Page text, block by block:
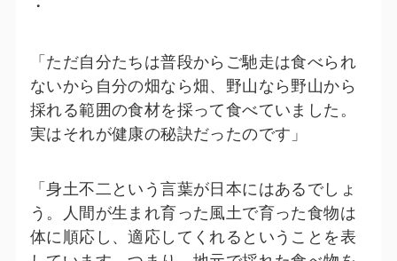
・
「ただ自分たちは普段からご馳走は食べられ
ないから自分の畑なら畑、野山なら野山から
採れる範囲の食材を採って食べていました。
実はそれが健康の秘訣だったのです」
「身土不二という言葉が日本にはあるでしょ
う。人間が生まれ育った風土で育った食物は
体に順応し、適応してくれるということを表